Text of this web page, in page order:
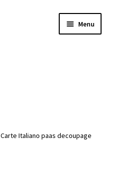
Menu
Carte Italiano paas decoupage